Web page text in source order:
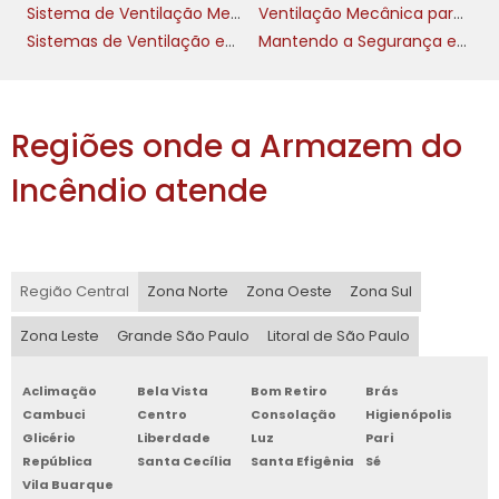
comprovar a conformidade e podem ser
solicitados por autoridades reguladoras a
SERVIÇOS DE
MANUTENÇÃO
mecânica
pode trazer uma série de
vantagens competitivas. Profissionais
treinados e experientes possuem
utilizadas técnicas e ferramentas adequadas
para garantir que cada aspecto do sistema
funcione em sua melhor capacidade. Ao
optar por serviços qualificados, as empresas
Sistema de Ventilação Mecânica
Ventilação Mecânica para Incêndios
Sistemas de Ventilação em Edificações
Mantendo a Segurança em Incêndios
Regiões onde a Armazem do
Incêndio atende
Região Central Zona Norte Zona Oeste Zona Sul
Zona Leste Grande São Paulo Litoral de São Paulo
Aclimação Bela Vista Bom Retiro
Brás
Cambuci
Centro Consolação
Higienópolis
Glicério
Liberdade Luz
Pari
República
Santa Cecília Santa Efigênia
Sé
Vila Buarque